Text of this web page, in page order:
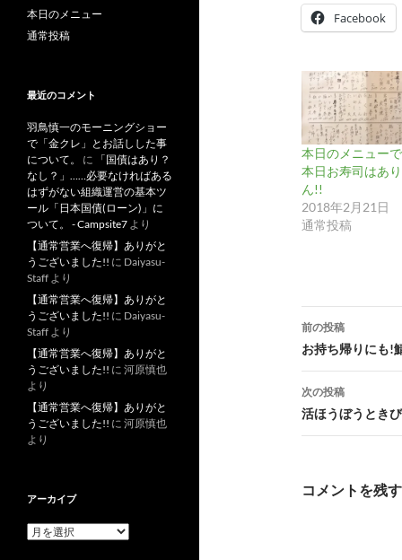
Facebook
本日のメニュー
本日お寿司はあ
ん!!
2018年2月21日
通常投稿
投
稿
ナ
ビ
ゲ
前の投稿
お持ち帰りにも!
次の投稿
活ほうぼうとき
コメントを残す
本日のメニュー
通常投稿
最近のコメント
羽鳥慎一のモーニングショー
で「金クレ」とお話しした事
について。
に
「国債はあり？
なし？」……必要なければある
はずがない組織運営の基本ツ
ール「日本国債(ローン)」に
ついて。 - Campsite7 より
【通常営業へ復帰】ありがと
うございました!! に Daiyasu-
Staff より
【通常営業へ復帰】ありがと
うございました!! に Daiyasu-
Staff より
【通常営業へ復帰】ありがと
うございました!! に 河原慎也
より
【通常営業へ復帰】ありがと
うございました!! に 河原慎也
より
アーカイブ
ア